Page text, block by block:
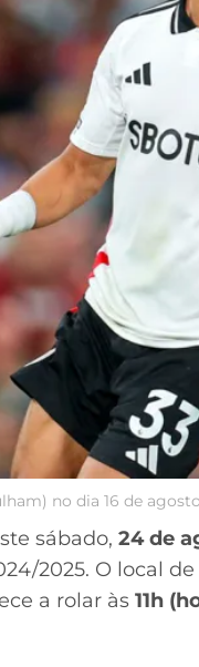
no dia 16 de
sábado, 24 de
2025. O local
a rolar às 11h